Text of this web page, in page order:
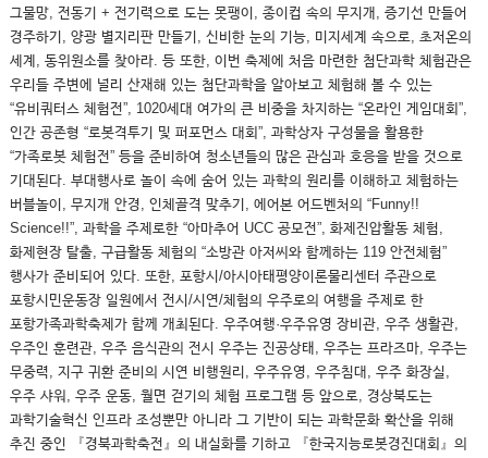
그물망, 전동기 + 전기력으로 도는 못팽이, 종이컵 속의 무지개, 증기선 만들어
경주하기, 양광 별지리판 만들기, 신비한 눈의 기능, 미지세계 속으로, 초저온의
세계, 동위원소를 찾아라. 등 또한, 이번 축제에 처음 마련한 첨단과학 체험관은
우리들 주변에 널리 산재해 있는 첨단과학을 알아보고 체험해 볼 수 있는
“유비쿼터스 체험전”, 1020세대 여가의 큰 비중을 차지하는 “온라인 게임대회”,
인간 공존형 “로봇격투기 및 퍼포먼스 대회”, 과학상자 구성물을 활용한
“가족로봇 체험전” 등을 준비하여 청소년들의 많은 관심과 호응을 받을 것으로
기대된다. 부대행사로 놀이 속에 숨어 있는 과학의 원리를 이해하고 체험하는
버블놀이, 무지개 안경, 인체골격 맞추기, 에어본 어드벤처의 “Funny!!
Science!!”, 과학을 주제로한 “아마추어 UCC 공모전”, 화제진압활동 체험,
화제현장 탈출, 구급활동 체험의 “소방관 아저씨와 함께하는 119 안전체험”
행사가 준비되어 있다. 또한, 포항시/아시아태평양이론물리센터 주관으로
포항시민운동장 일원에서 전시/시연/체험의 우주로의 여행을 주제로 한
포항가족과학축제가 함께 개최된다. 우주여행·우주유영 장비관, 우주 생활관,
우주인 훈련관, 우주 음식관의 전시 우주는 진공상태, 우주는 프라즈마, 우주는
무중력, 지구 귀환 준비의 시연 비행원리, 우주유영, 우주침대, 우주 화장실,
우주 샤워, 우주 운동, 월면 걷기의 체험 프로그램 등 앞으로, 경상북도는
과학기술혁신 인프라 조성뿐만 아니라 그 기반이 되는 과학문화 확산을 위해
추진 중인 『경북과학축전』의 내실화를 기하고 『한국지능로봇경진대회』의